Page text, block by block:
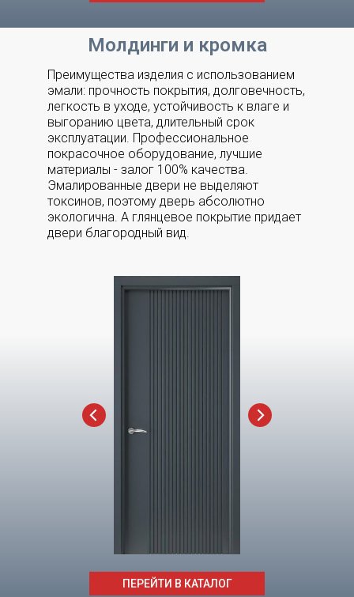
Молдинги и кромка
Преимущества изделия с использованием
эмали: прочность покрытия, долговечность,
легкость в уходе, устойчивость к влаге и
выгоранию цвета, длительный срок
эксплуатации. Профессиональное
покрасочное оборудование, лучшие
материалы - залог 100% качества.
Эмалированные двери не выделяют
токсинов, поэтому дверь абсолютно
экологична. А глянцевое покрытие придает
двери благородный вид.
ПЕРЕЙТИ В КАТАЛОГ